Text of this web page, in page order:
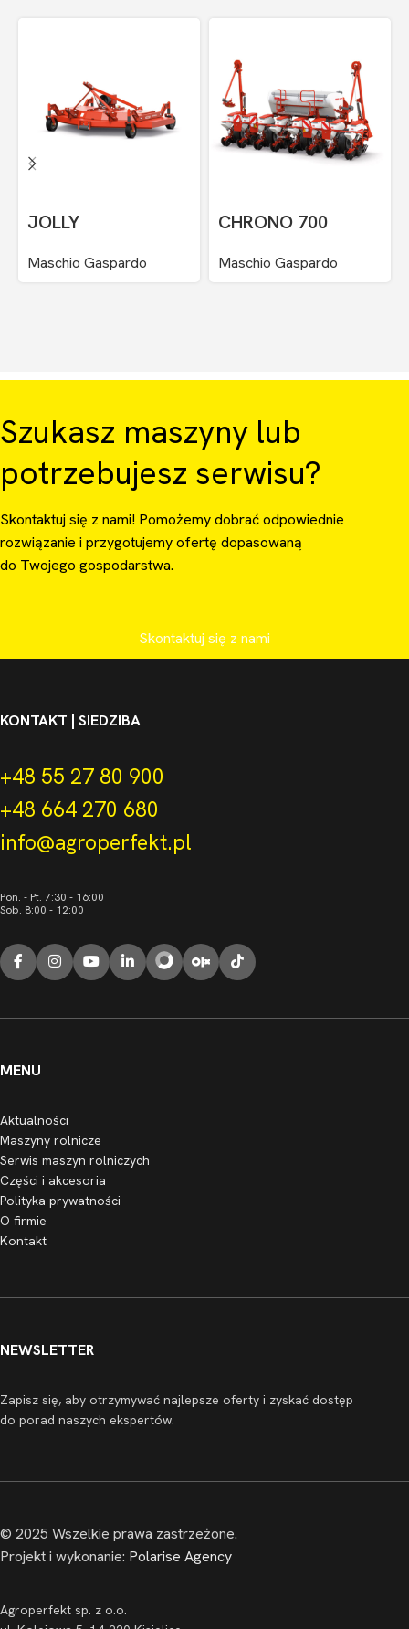
JOLLY
Maschio Gaspardo
CHRONO 700
Maschio Gaspardo
Szukasz maszyny lub
potrzebujesz serwisu?
Skontaktuj się z nami! Pomożemy dobrać odpowiednie
rozwiązanie i przygotujemy ofertę dopasowaną
do Twojego gospodarstwa.
Skontaktuj się z nami
KONTAKT | SIEDZIBA
+48 55 27 80 900
+48 664 270 680
info@agroperfekt.pl
Pon. - Pt. 7:30 - 16:00
Sob. 8:00 - 12:00
MENU
Aktualności
Maszyny rolnicze
Serwis maszyn rolniczych
Części i akcesoria
Polityka prywatności
O firmie
Kontakt
NEWSLETTER
Zapisz się, aby otrzymywać najlepsze oferty i zyskać dostęp
do porad naszych ekspertów.
© 2025 Wszelkie prawa zastrzeżone.
Projekt i wykonanie: Polarise Agency
Agroperfekt sp. z o.o.